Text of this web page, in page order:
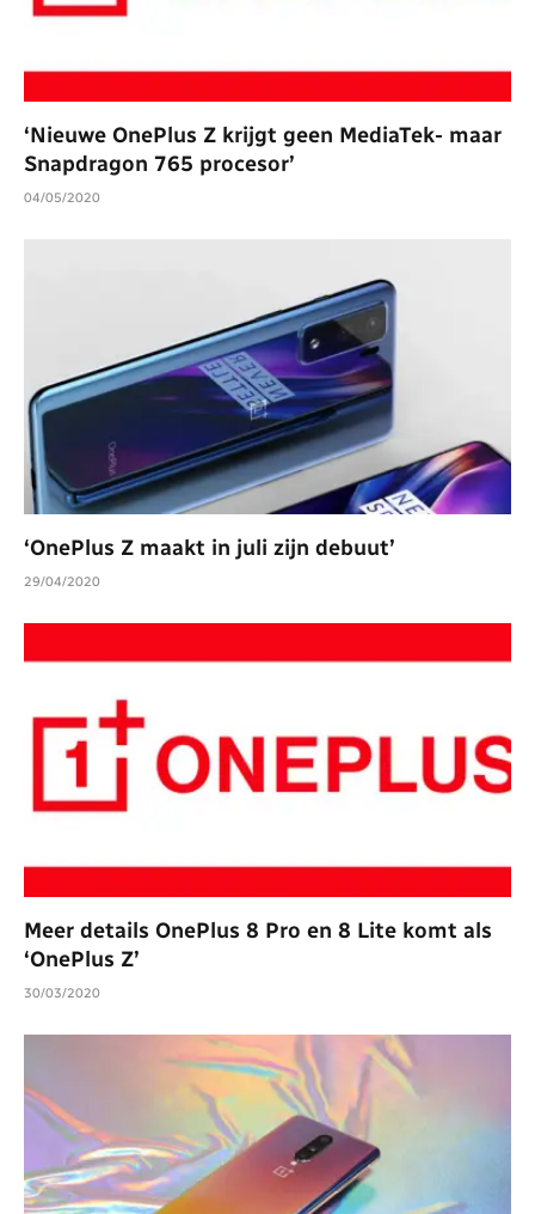
‘Nieuwe OnePlus Z krijgt geen MediaTek- maar
Snapdragon 765 procesor’
04/05/2020
‘OnePlus Z maakt in juli zijn debuut’
29/04/2020
Meer details OnePlus 8 Pro en 8 Lite komt als
‘OnePlus Z’
30/03/2020